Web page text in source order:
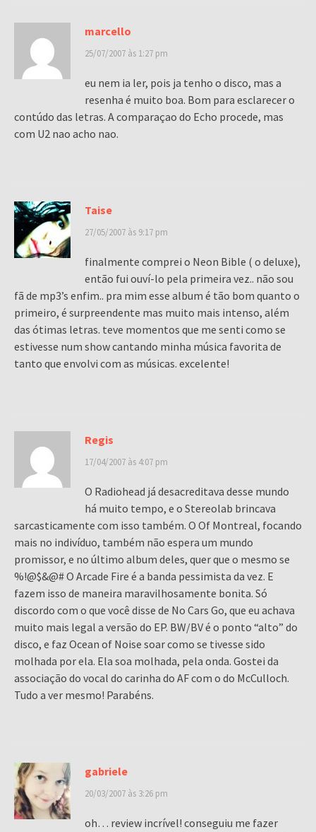
marcello
25/07/2007 às 1:27 pm
eu nem ia ler, pois ja tenho o disco, mas a
resenha é muito boa. Bom para esclarecer o
contúdo das letras. A comparaçao do Echo procede, mas
com U2 nao acho nao.
Taise
27/05/2007 às 9:17 pm
finalmente comprei o Neon Bible ( o deluxe),
então fui ouví-lo pela primeira vez.. não sou
fã de mp3’s enfim.. pra mim esse album é tão bom quanto o
primeiro, é surpreendente mas muito mais intenso, além
das ótimas letras. teve momentos que me senti como se
estivesse num show cantando minha música favorita de
tanto que envolvi com as músicas. excelente!
Regis
17/04/2007 às 4:07 pm
O Radiohead já desacreditava desse mundo
há muito tempo, e o Stereolab brincava
sarcasticamente com isso também. O Of Montreal, focando
mais no indivíduo, também não espera um mundo
promissor, e no último album deles, quer que o mesmo se
%!@$&@# O Arcade Fire é a banda pessimista da vez. E
fazem isso de maneira maravilhosamente bonita. Só
discordo com o que você disse de No Cars Go, que eu achava
muito mais legal a versão do EP. BW/BV é o ponto “alto” do
disco, e faz Ocean of Noise soar como se tivesse sido
molhada por ela. Ela soa molhada, pela onda. Gostei da
associação do vocal do carinha do AF com o do McCulloch.
Tudo a ver mesmo! Parabéns.
gabriele
20/03/2007 às 3:26 pm
oh… review incrível! conseguiu me fazer